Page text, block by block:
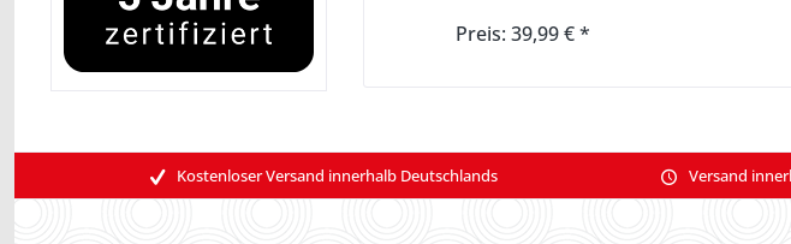
Preis: 39,99 € *
Kostenloser Versand innerhalb Deutschlands Versand